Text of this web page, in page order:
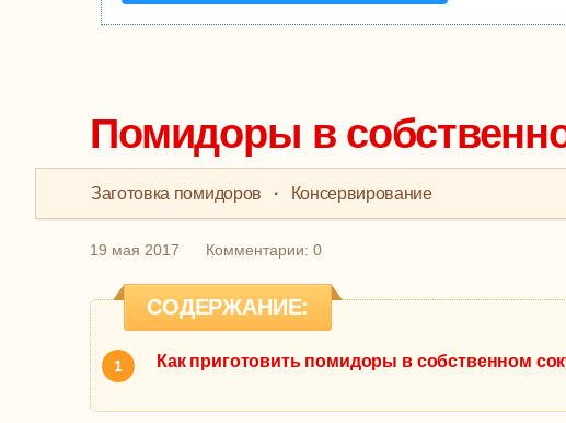
Помидоры в
Заготовка помидоров · Консервирование
19 мая 2017 Комментарии: 0
СОДЕРЖАНИЕ:
Как приготовить помидоры в собственном